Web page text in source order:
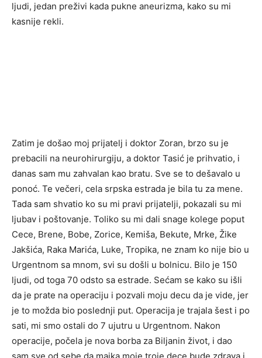
ljudi, jedan preživi kada pukne aneurizma, kako su mi
kasnije rekli.
Zatim je došao moj prijatelj i doktor Zoran, brzo su je
prebacili na neurohirurgiju, a doktor Tasić je prihvatio, i
danas sam mu zahvalan kao bratu. Sve se to dešavalo u
ponoć. Te večeri, cela srpska estrada je bila tu za mene.
Tada sam shvatio ko su mi pravi prijatelji, pokazali su mi
ljubav i poštovanje. Toliko su mi dali snage kolege poput
Cece, Brene, Bobe, Zorice, Kemiša, Bekute, Mrke, Žike
Jakšića, Raka Marića, Luke, Tropika, ne znam ko nije bio u
Urgentnom sa mnom, svi su došli u bolnicu. Bilo je 150
ljudi, od toga 70 odsto sa estrade. Sećam se kako su išli
da je prate na operaciju i pozvali moju decu da je vide, jer
je to možda bio poslednji put. Operacija je trajala šest i po
sati, mi smo ostali do 7 ujutru u Urgentnom. Nakon
operacije, počela je nova borba za Biljanin život, i dao